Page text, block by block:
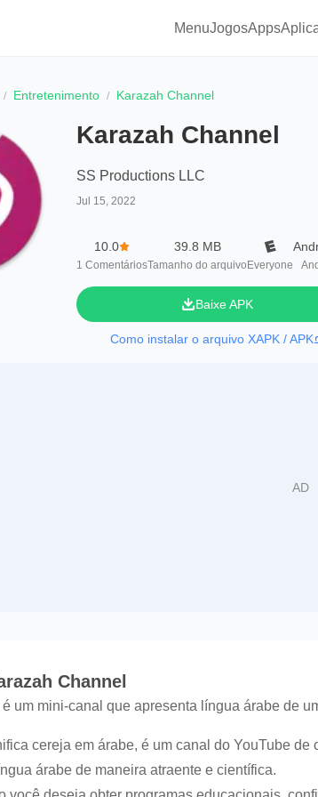
MenuJogosApps
Entretenimento Karazah Channel
Karazah Channel
SS Productions LLC
Jul 15, 2022
10.0
1 Comentários
39.8 MB
Tamanho do arquivo Everyone
Baixe APK
Como instalar o arquivo XAPK / APK
Channel
um mini-canal que apresenta língua árabe de
cereja em árabe, é um canal do YouTube
árabe de maneira atraente e científica.